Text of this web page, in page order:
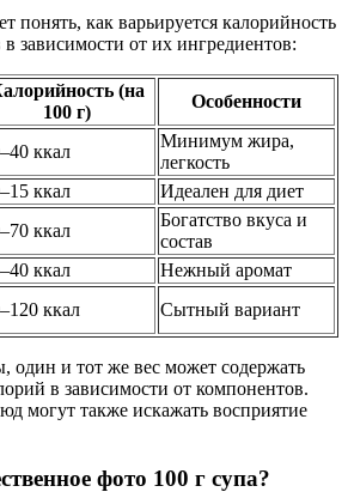
понять, как варьируется калорийность
зависимости от их ингредиентов:
(на
100 г)
Особенности
ккал
Минимум жира,
легкость
ккал
Идеален для диет
ккал
Богатство вкуса и
состав
ккал
Нежный аромат
ккал Сытный вариант
один и тот же вес может содержать
в зависимости от компонентов.
могут также искажать восприятие
фото 100 г супа?